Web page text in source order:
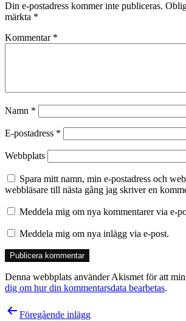
Din e-postadress kommer inte publiceras.
märkta *
Kommentar *
Namn *
E-postadress *
Webbplats
Spara mitt namn, min e-postadress och
webbläsare till nästa gång jag skriver en
Meddela mig om nya kommentarer via e-
Meddela mig om nya inlägg via e-post.
Denna webbplats använder Akismet för att
dig om hur din kommentarsdata bearbetas.
Inläggsnavigering
Föregående inlägg